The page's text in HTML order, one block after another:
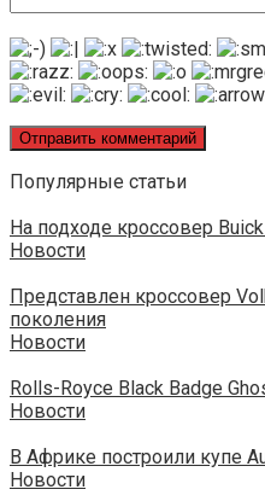
Популярные статьи
На подходе кроссовер
Новости
Представлен кроссовер
поколения
Новости
Rolls-Royce Black Badge
Новости
В Африке построили купе
Новости